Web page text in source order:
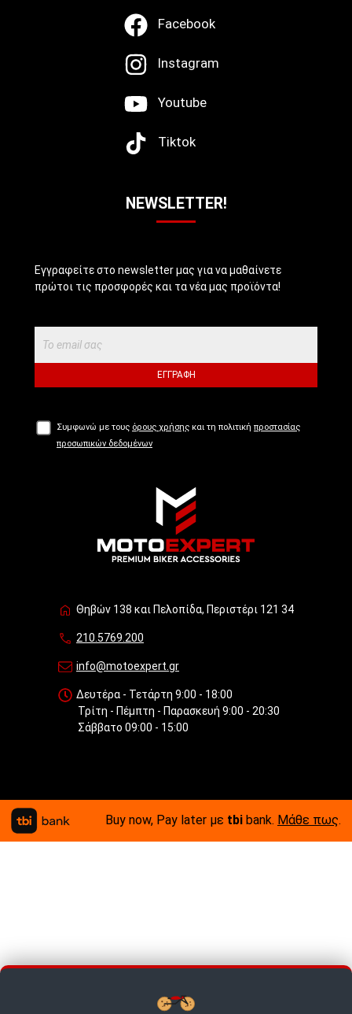
Facebook
Instagram
Youtube
Tiktok
NEWSLETTER!
Εγγραφείτε στο newsletter μας για να μαθαίνετε
πρώτοι τις προσφορές και τα νέα μας προϊόντα!
ΕΓΓΡΑΦΉ
Συμφωνώ με τους όρους χρήσης και τη πολιτική προστασίας
προσωπικών δεδομένων
Θηβών 138 και Πελοπίδα, Περιστέρι 121 34
210.5769.200
info@motoexpert.gr
Δευτέρα - Τετάρτη 9:00 - 18:00
Τρίτη - Πέμπτη - Παρασκευή 9:00 - 20:30
Σάββατο 09:00 - 15:00
Buy now, Pay later με tbi bank. Μάθε πως.